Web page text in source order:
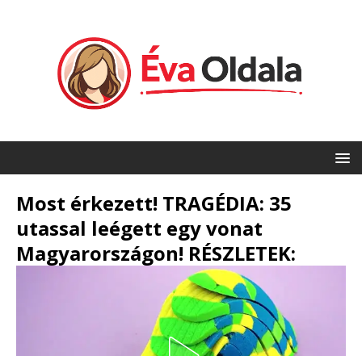
Most érkezett! TRAGÉDIA: 35
utassal leégett egy vonat
Magyarországon! RÉSZLETEK: